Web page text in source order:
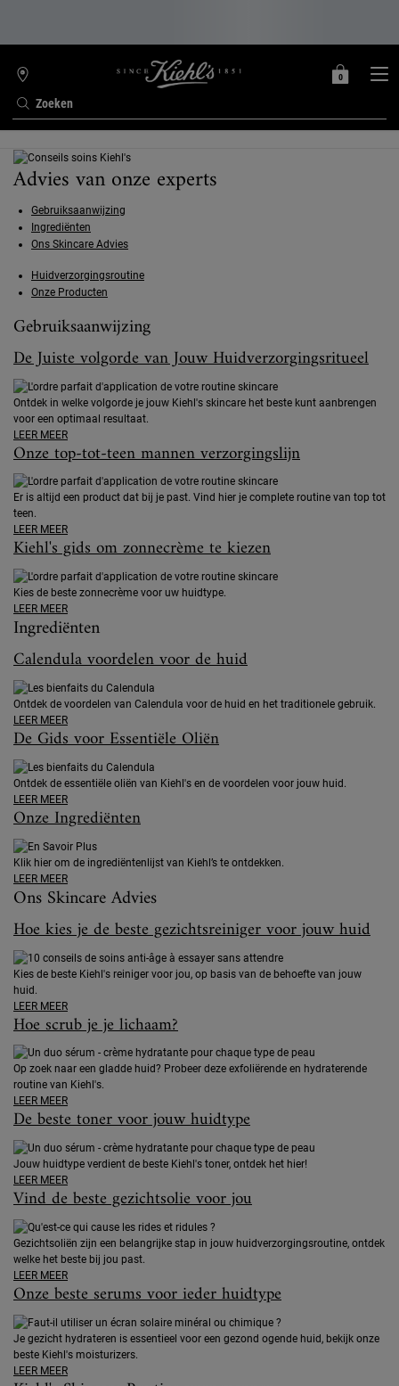
Zoeken
WINKELZOEKER
MIJN
0
0 PRODUCT
Advies van onze experts
Gebruiksaanwijzing
Ingrediënten
Ons Skincare Advies
Huidverzorgingsroutine
Onze Producten
Gebruiksaanwijzing
De Juiste volgorde van Jouw Huidverzorgingsritueel
Ontdek in welke volgorde je jouw Kiehl's skincare het beste kunt aanbrengen
voor een optimaal resultaat.
LEER MEER
Onze top-tot-teen mannen verzorgingslijn
Er is altijd een product dat bij je past. Vind hier je complete routine van top tot
teen.
LEER MEER
Kiehl's gids om zonnecrème te kiezen
Kies de beste zonnecrème voor uw huidtype.
LEER MEER
Ingrediënten
Calendula voordelen voor de huid
Ontdek de voordelen van Calendula voor de huid en het traditionele gebruik.
LEER MEER
De Gids voor Essentiële Oliën
Ontdek de essentiële oliën van Kiehl's en de voordelen voor jouw huid.
LEER MEER
Onze Ingrediënten
Klik hier om de ingrediëntenlijst van Kiehl’s te ontdekken.
LEER MEER
Ons Skincare Advies
Hoe kies je de beste gezichtsreiniger voor jouw huid
Kies de beste Kiehl's reiniger voor jou, op basis van de behoefte van jouw
huid.
LEER MEER
Hoe scrub je je lichaam?
Op zoek naar een gladde huid? Probeer deze exfoliërende en hydraterende
routine van Kiehl's.
LEER MEER
De beste toner voor jouw huidtype
Jouw huidtype verdient de beste Kiehl's toner, ontdek het hier!
LEER MEER
Vind de beste gezichtsolie voor jou
Gezichtsoliën zijn een belangrijke stap in jouw huidverzorgingsroutine, ontdek
welke het beste bij jou past.
LEER MEER
Onze beste serums voor ieder huidtype
Je gezicht hydrateren is essentieel voor een gezond ogende huid, bekijk onze
beste Kiehl's moisturizers.
LEER MEER